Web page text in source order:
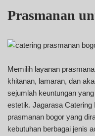
Prasmanan
Memilih layanan
khitanan, lamaran, dan
sejumlah keuntungan
estetik. Jagarasa
prasmanan bogor yang
kebutuhan berbagai jenis